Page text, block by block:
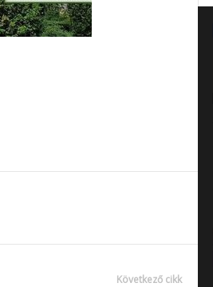
Következő cikk